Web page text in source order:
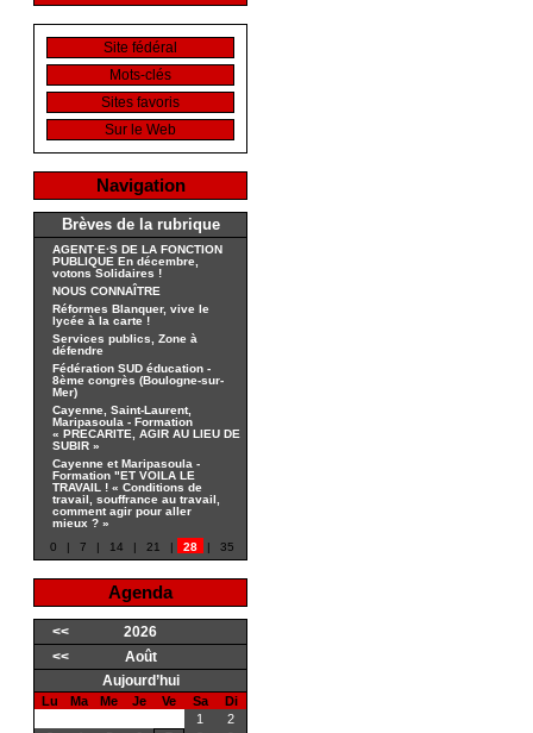
Site fédéral
Mots-clés
Sites favoris
Sur le Web
Navigation
Brèves de la rubrique
AGENT·E·S DE LA FONCTION
PUBLIQUE En décembre,
votons Solidaires !
NOUS CONNAÎTRE
Réformes Blanquer, vive le
lycée à la carte !
Services publics, Zone à
défendre
Fédération SUD éducation -
8ème congrès (Boulogne-sur-
Mer)
Cayenne, Saint-Laurent,
Maripasoula - Formation
« PRECARITE, AGIR AU LIEU DE
SUBIR »
Cayenne et Maripasoula -
Formation "ET VOILA LE
TRAVAIL ! « Conditions de
travail, souffrance au travail,
comment agir pour aller
mieux ? »
0
| 7 | 14 | 21 | 28 | 35
Agenda
<<
2026
<<
Août
Aujourd’hui
Lu Ma Me Je Ve Sa
Di
1
2